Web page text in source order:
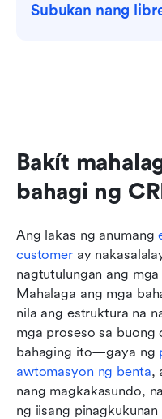
Subukan nang
Bakít
bahagi ng
Ang lakas ng anumang
customer ay
nagtutulungan ang
Mahalaga ang mga
nila ang estruktura na
mga proseso sa buong
bahaging ito—gaya ng
awtomasyon ng benta,
nang magkakasundo,
ng iisang